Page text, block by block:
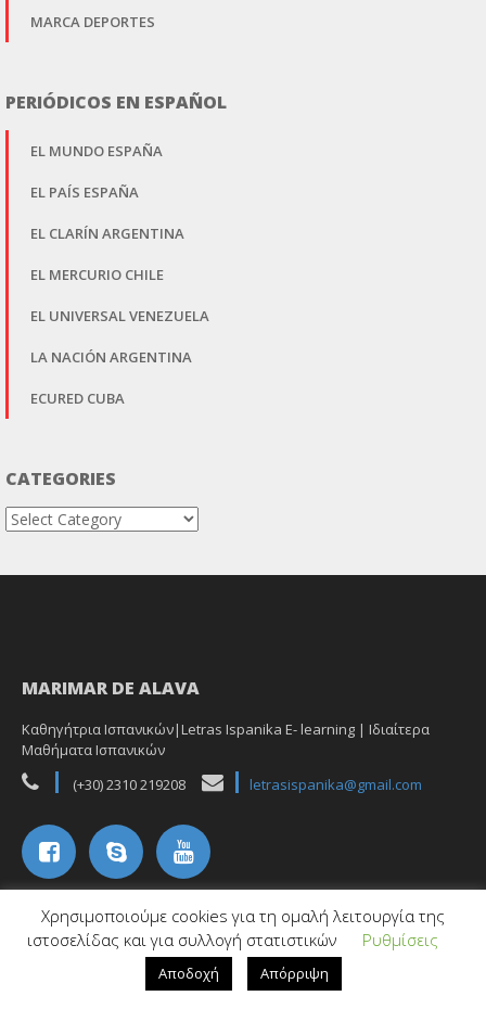
MARCA DEPORTES
PERIÓDICOS EN ESPAÑOL
EL MUNDO ESPAÑA
EL PAÍS ESPAÑA
EL CLARÍN ARGENTINA
EL MERCURIO CHILE
EL UNIVERSAL VENEZUELA
LA NACIÓN ARGENTINA
ECURED CUBA
CATEGORIES
Categories
MARIMAR DE ALAVA
Καθηγήτρια Ισπανικών|Letras Ispanika E- learning | Ιδιαίτερα
Μαθήματα Ισπανικών
(+30) 2310 219208
letrasispanika@gmail.com
Χρησιμοποιούμε cookies για τη ομαλή λειτουργία της
ιστοσελίδας και για συλλογή στατιστικών
Ρυθμίσεις
Αποδοχή Απόρριψη